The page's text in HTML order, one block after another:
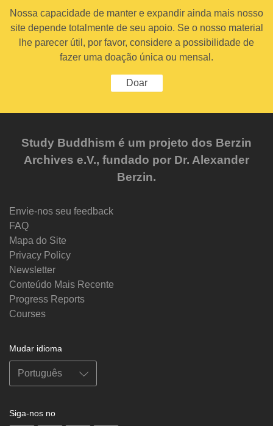
Nossa capacidade de manter e expandir ainda mais nosso
site depende totalmente de seu apoio. Se o nosso material
lhe parecer útil, por favor, considere a possibilidade de
fazer uma doação única ou mensal.
Doar
Study Buddhism é um projeto dos Berzin
Archives e.V., fundado por Dr. Alexander
Berzin.
Envie-nos seu feedback
FAQ
Mapa do Site
Privacy Policy
Newsletter
Conteúdo Mais Recente
Progress Reports
Courses
Mudar idioma
Siga-nos no